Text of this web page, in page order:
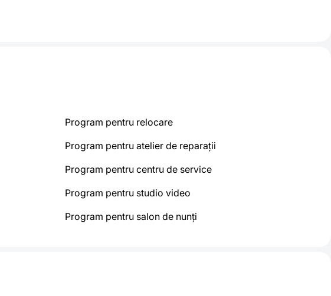
Program pentru relocare
Program pentru atelier de reparații
Program pentru centru de service
Program pentru studio video
Program pentru salon de nunți